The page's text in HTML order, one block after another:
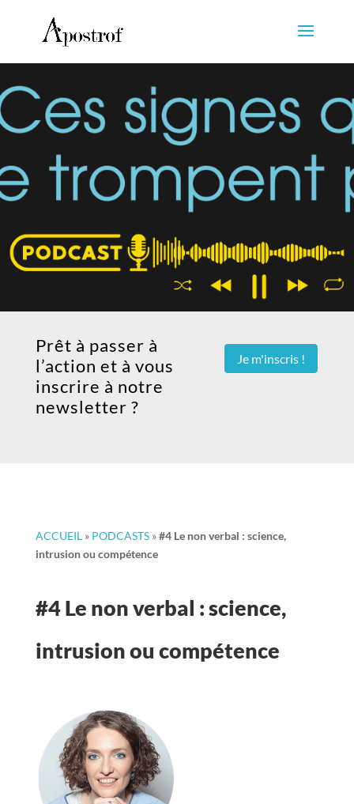
Prêt à passer à
l’action et à vous
inscrire à notre
newsletter ?
Je m'inscris !
ACCUEIL» PODCASTS»#4 Le non verbal : science,
intrusion ou compétence
#4 Le non verbal : science,
intrusion ou compétence